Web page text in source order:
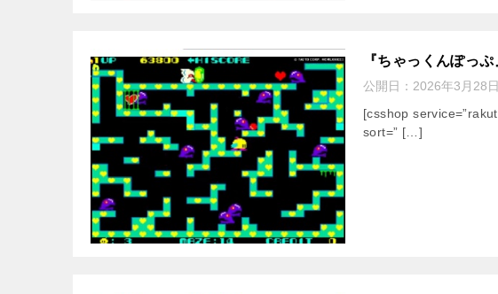
『ちゃっくんぽっ
公開日： 2026年3月28日
[csshop
sort=” […]